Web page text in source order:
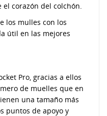
corazón del colchón.
los mulles con los
útil en las mejores
Pro, gracias a ellos
de muelles que en
una tamaño más
puntos de apoyo y